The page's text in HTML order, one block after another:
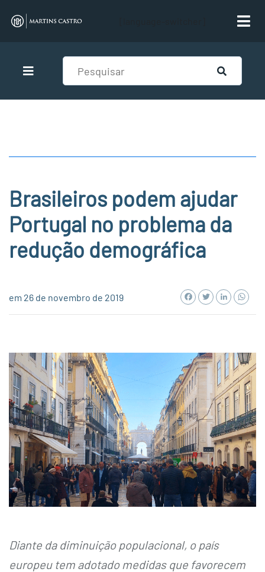
Brasileiros podem ajudar
Portugal no problema da
redução demográfica
em 26 de novembro de 2019 Facebook
Twitter
Diante da diminuição populacional, o país
europeu tem adotado medidas que favorecem